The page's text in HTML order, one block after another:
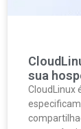
sua
CloudLinux